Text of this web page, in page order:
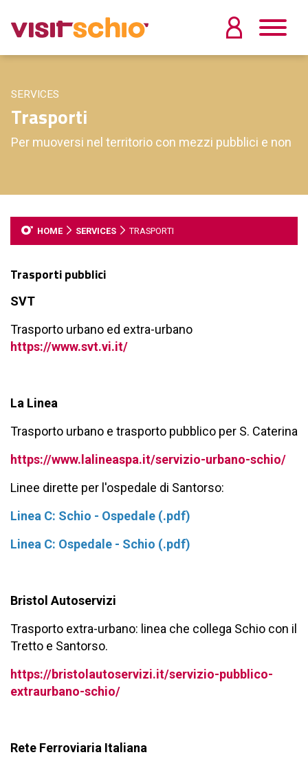
SERVICES
Trasporti
Per muoversi nel territorio con mezzi pubblici e non
HOME SERVICES TRASPORTI
Trasporti pubblici
SVT
Trasporto urbano ed extra-urbano
https://www.svt.vi.it/
La Linea
Trasporto urbano e trasporto pubblico per S. Caterina
https://www.lalineaspa.it/servizio-urbano-schio/
Linee dirette per l'ospedale di Santorso:
Linea C: Schio - Ospedale (.pdf)
Linea C: Ospedale - Schio (.pdf)
Bristol Autoservizi
Trasporto extra-urbano: linea che collega Schio con il
Tretto e Santorso.
https://bristolautoservizi.it/servizio-pubblico-
extraurbano-schio/
Rete Ferroviaria Italiana